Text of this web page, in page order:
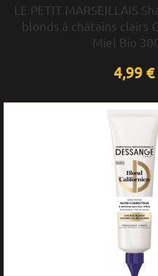
LE PETIT MARSEILLAIS
blonds à châtains clairs
Miel Bio
4,99 €